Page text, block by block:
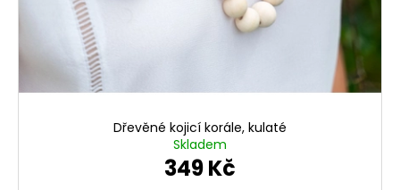
Dřevěné kojicí korále, kulaté
Skladem
349 Kč